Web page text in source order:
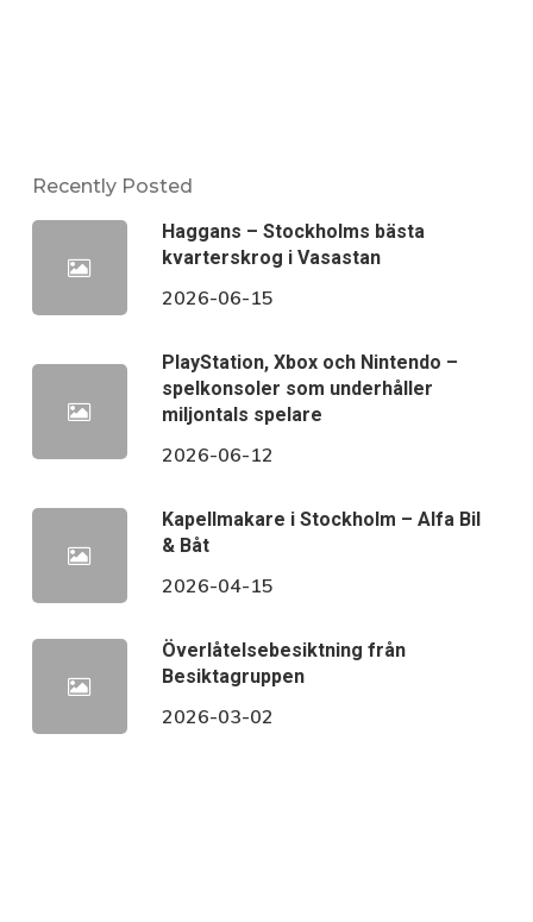
Recently Posted
Haggans – Stockholms bästa
kvarterskrog i Vasastan
2026-06-15
PlayStation, Xbox och Nintendo –
spelkonsoler som underhåller
miljontals spelare
2026-06-12
Kapellmakare i Stockholm – Alfa Bil
& Båt
2026-04-15
Överlåtelsebesiktning från
Besiktagruppen
2026-03-02